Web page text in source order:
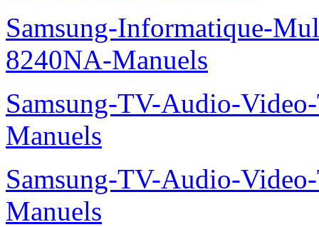
Samsung-Informatique-
8240NA-Manuels
Samsung-TV-Audio-
Manuels
Samsung-TV-Audio-
Manuels